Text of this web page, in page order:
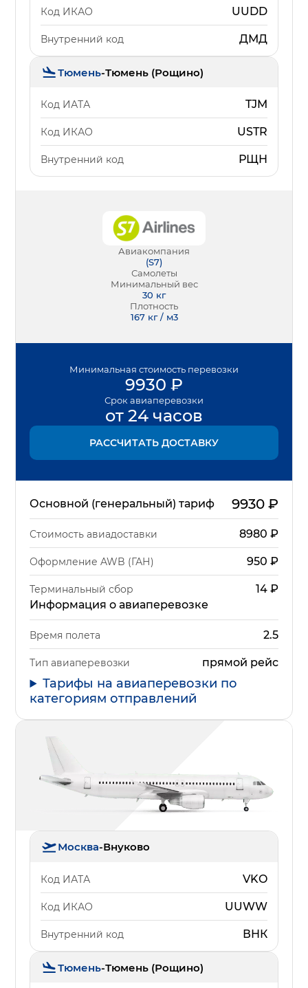
Код ИКАО UUDD
Внутренний код ДМД
Тюмень-Тюмень (Рощино)
Код ИАТА TJM
Код ИКАО USTR
Внутренний код РЩН
Авиакомпания
(S7)
Самолеты
Минимальный вес
30 кг
Плотность
167 кг / м3
Минимальная стоимость перевозки
9930 ₽
Срокавиаперевозки
от 24 часов
РАССЧИТАТЬ ДОСТАВКУ
Основной (генеральный) тариф 9930₽
Стоимость авиадоставки 8980 ₽
Оформление AWB (ГАН) 950 ₽
Терминальный сбор 14₽
Информация о авиаперевозке
Время полета 2.5
Тип авиаперевозки прямой рейс
Тарифы на авиаперевозки по
категориям отправлений
Москва-Внуково
Код ИАТА VKO
Код ИКАО UUWW
Внутренний код ВНК
Тюмень-Тюмень (Рощино)